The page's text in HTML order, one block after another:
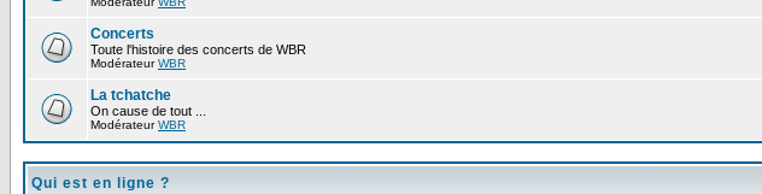
Concerts
Toute l'histoire des concerts de WBR
ModérateurWBR
La tchatche
On cause de tout ...
ModérateurWBR
Qui est en ligne ?